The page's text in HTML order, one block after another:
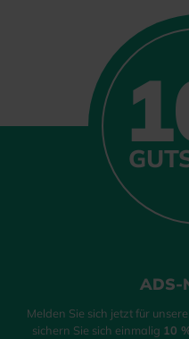
ADS-
Melden Sie sich jetzt für
sichern Sie sich einmalig 10